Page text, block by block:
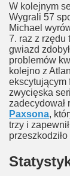
W kolejnym
Wygrali 57
Michael
7. raz z rzędu
gwiazd
problemów
kolejno z
ekscytującym
zwycięska
zadecydował
Paxsona,
trzy i